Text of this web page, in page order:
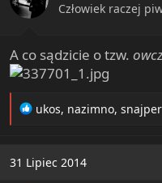
n
s
Człowiek raczej
A co sądzicie o tzw.
R
t
ukos, nazimno, snajper
31 Lipiec 2014